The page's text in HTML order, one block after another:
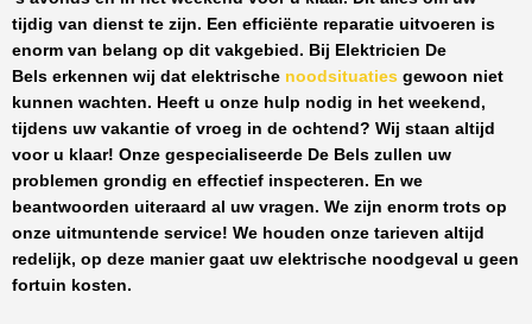
tijdig van dienst te zijn. Een efficiënte reparatie uitvoeren is
enorm van belang op dit vakgebied. Bij Elektricien De
Bels erkennen wij dat elektrische noodsituaties gewoon niet
kunnen wachten. Heeft u onze hulp nodig in het weekend,
tijdens uw vakantie of vroeg in de ochtend? Wij staan altijd
voor u klaar! Onze gespecialiseerde De Bels zullen uw
problemen grondig en effectief inspecteren. En we
beantwoorden uiteraard al uw vragen. We zijn enorm trots op
onze uitmuntende service! We houden onze tarieven altijd
redelijk, op deze manier gaat uw elektrische noodgeval u geen
fortuin kosten.